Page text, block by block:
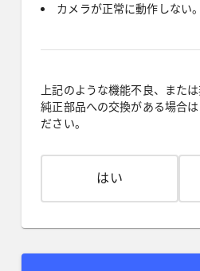
カメラが正常に動作しない。
上記のような機能不良、また
純正部品への交換がある場合
ださい。
はい